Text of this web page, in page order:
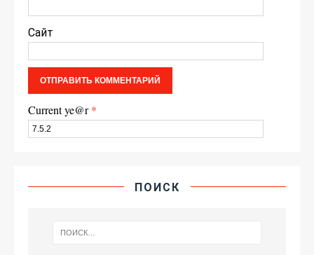
Сайт
Current ye@r*
ПОИСК